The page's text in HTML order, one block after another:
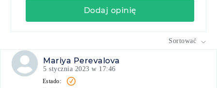
Dodaj opinię
Sortować
Mariya Perevalova
5 stycznia 2023 w 17:46